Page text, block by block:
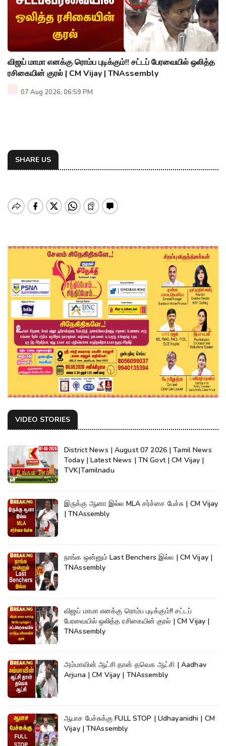
விஜய் மாமா எனக்கு ரொம்ப புடிக்கும்!! சட்டப் பேரவையில் ஒலித்த
ரசிகையின் குரல் | CM Vijay | TNAssembly
07 Aug 2026, 06:59 PM
SHARE US
VIDEO STORIES
District News | August 07 2026 | Tamil News
Today | Latest News | TN Govt | CM Vijay |
TVK|Tamilnadu
இருக்கு ஆனா இல்ல MLA சர்ச்சை பேச்சு | CM Vijay
| TNAssembly
நாங்க ஒன்னும் Last Benchers இல்ல | CM Vijay |
TNAssembly
விஜய் மாமா எனக்கு ரொம்ப புடிக்கும்!! சட்டப்
பேரவையில் ஒலித்த ரசிகையின் குரல் | CM Vijay |
TNAssembly
அம்மாவின் ஆட்சி தான் தவெக ஆட்சி | Aadhav
Arjuna | CM Vijay | TNAssembly
ஆபாச பேச்சுக்கு FULL STOP | Udhayanidhi | CM
Vijay | TNAssembly